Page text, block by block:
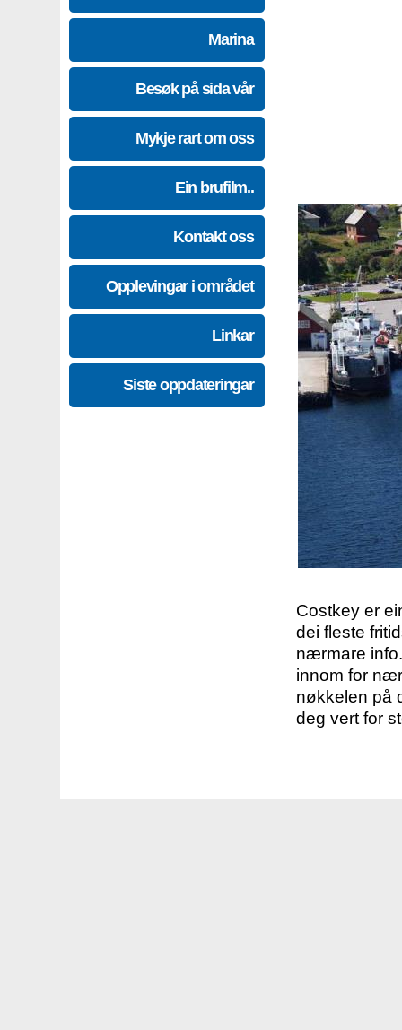
Marina
Besøk på sida vår
Mykje rart om oss
Ein brufilm..
Kontakt oss
Opplevingar i området
Linkar
Siste oppdateringar
Costkey er
dei fleste
nærmare
innom for
nøkkelen på
deg vert for